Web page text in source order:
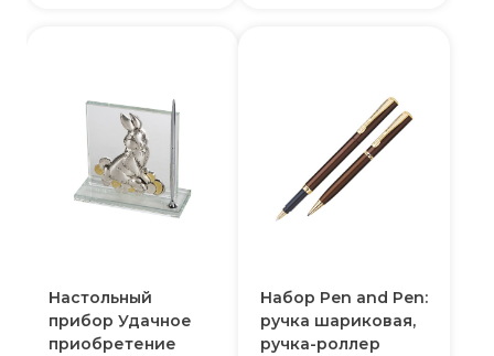
Настольный
прибор Удачное
приобретение
Набор Pen and Pen:
ручка шариковая,
ручка-роллер